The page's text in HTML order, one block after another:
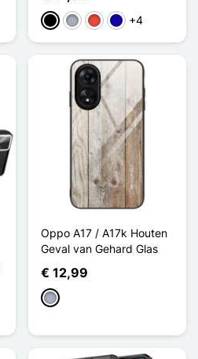
ZwartGrijsRoodDonkerblauw
+4
Oppo A17 / A17k Houten
Geval van Gehard Glas
€ 12,99
Grijs